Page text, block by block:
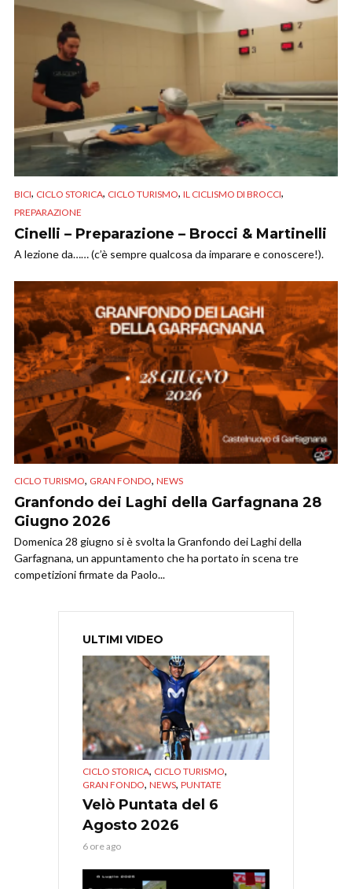
BICI, CICLO STORICA, CICLO TURISMO, IL CICLISMO DI BROCCI,
PREPARAZIONE
Cinelli – Preparazione – Brocci & Martinelli
A lezione da…… (c’è sempre qualcosa da imparare e conoscere!).
CICLO TURISMO, GRAN FONDO, NEWS
Granfondo dei Laghi della Garfagnana 28
Giugno 2026
Domenica 28 giugno si è svolta la Granfondo dei Laghi della
Garfagnana, un appuntamento che ha portato in scena tre
competizioni firmate da Paolo...
ULTIMI VIDEO
CICLO STORICA, CICLO TURISMO,
GRAN FONDO, NEWS, PUNTATE
Velò Puntata del 6
Agosto 2026
6 ore ago